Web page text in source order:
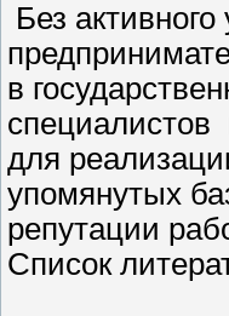
Без
в
специалистов
для
упомянутых
репутации
Список